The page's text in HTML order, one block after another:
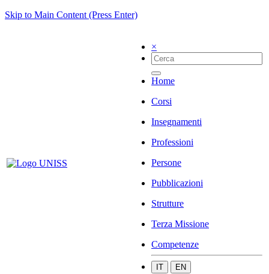
Skip to Main Content (Press Enter)
×
Home
Corsi
Insegnamenti
Professioni
Persone
Pubblicazioni
Strutture
Terza Missione
Competenze
IT EN